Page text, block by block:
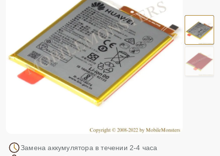
Замена аккумулятора в течении 2-4 часа